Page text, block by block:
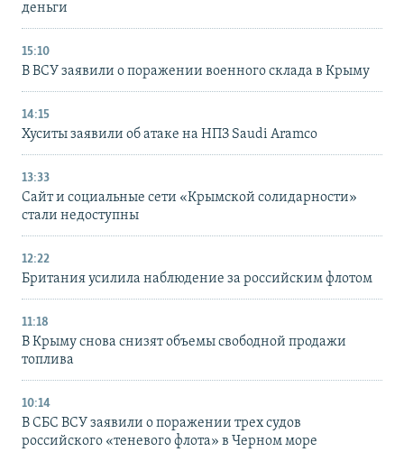
деньги
15:10
В ВСУ заявили о поражении военного склада в Крыму
14:15
Хуситы заявили об атаке на НПЗ Saudi Aramco
13:33
Сайт и социальные сети «Крымской солидарности»
стали недоступны
12:22
Британия усилила наблюдение за российским флотом
11:18
В Крыму снова снизят объемы свободной продажи
топлива
10:14
В СБС ВСУ заявили о поражении трех судов
российского «теневого флота» в Черном море